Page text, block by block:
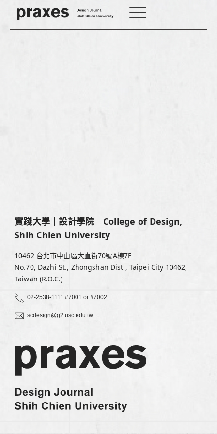
實踐大學｜設計學院 College of Design,
Shih Chien University
10462 台北市中山區大直街70號A棟7F
No.70, Dazhi St., Zhongshan Dist., Taipei City 10462,
Taiwan (R.O.C.)
02-2538-1111 #7001 or #7002
scdesign@g2.usc.edu.tw